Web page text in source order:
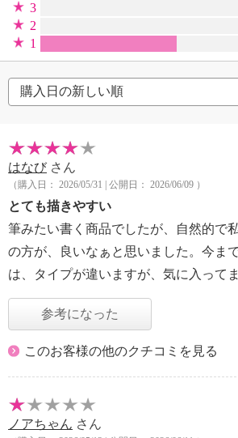
3
2
1
はなび さん
（購入日： 2026/05/31 | 公開日： 2026/06/09 ）
とても描きやすい
筆みたい書く商品でしたが、自然的で
の方が、良いなぁと思いました。今ま
は、タイプが違いますが、気に入ってま
参考になった
このお客様の他のクチコミを見る
ノアちゃん さん